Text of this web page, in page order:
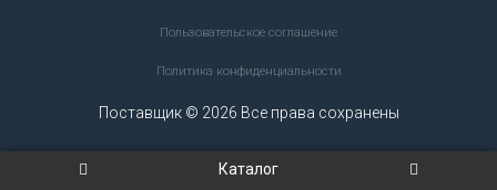
Пользовательское соглашение
Политика конфиденциальности
Поставщик © 2026 Все права сохранены
Каталог